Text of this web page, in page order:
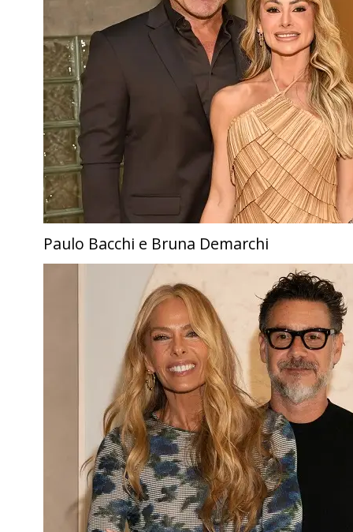
Paulo Bacchi e Bruna Demarchi